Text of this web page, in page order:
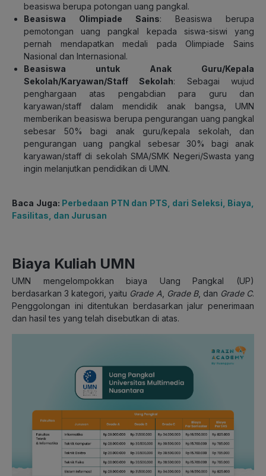
beasiswa berupa potongan uang pangkal.
Beasiswa Olimpiade Sains: Beasiswa berupa
pemotongan uang pangkal kepada siswa-siswi yang
pernah mendapatkan medali pada Olimpiade Sains
Nasional dan Internasional.
Beasiswa untuk Anak Guru/Kepala
Sekolah/Karyawan/Staff Sekolah: Sebagai wujud
penghargaan atas pengabdian para guru dan
karyawan/staff dalam mendidik anak bangsa, UMN
memberikan beasiswa berupa pengurangan uang pangkal
sebesar 50% bagi anak guru/kepala sekolah, dan
pengurangan uang pangkal sebesar 30% bagi anak
karyawan/staff di sekolah SMA/SMK Negeri/Swasta yang
ingin melanjutkan pendidikan di UMN.
Baca Juga: Perbedaan PTN dan PTS, dari Seleksi, Biaya,
Fasilitas, dan Jurusan
Biaya Kuliah UMN
UMN mengelompokkan biaya Uang Pangkal (UP)
berdasarkan 3 kategori, yaitu Grade A Grade B, dan Grade C.
Penggolongan ini ditentukan berdasarkan jalur penerimaan
dan hasil tes yang telah disebutkan di atas.